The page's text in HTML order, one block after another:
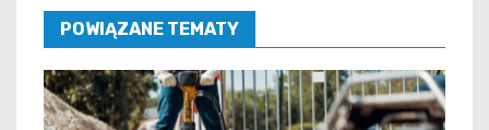
POWIĄZANE TEMATY